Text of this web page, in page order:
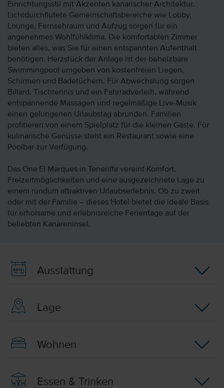
Einrichtungsstil mit Akzenten kanarischer Architektur.
Lichtdurchflutete Gemeinschaftsbereiche wie Lobby,
Lounge, Fernsehraum und Aufzug sorgen für ein
angenehmes Wohlfühlklima. Die komfortablen Zimmer
bieten alles, was Sie für einen entspannten Aufenthalt
benötigen. Herzstück der Anlage ist der beheizbare
Swimmingpool umgeben von kostenfreien Liegen,
Schirmen und Badetüchern. Für Abwechslung sorgen
Billard, Tischtennis und ein Fahrradverleih, während
entspannende Massagen und regelmäßige Live-Musik
einen gelungenen Urlaubstag abrunden. Familien
profitieren von einem Spielplatz für die kleinen Gäste. Für
kulinarische Genüsse steht ein Restaurant sowie eine
Poolbar zur Verfügung.
Das Ona El Marques in Teneriffa vereint Komfort,
Freizeitmöglichkeiten und eine ausgezeichnete Lage zu
einem rundum attraktiven Urlaubserlebnis. Ob zu zweit
oder mit der Familie – dieses Hotel bietet die ideale Basis
für erholsame und erlebnisreiche Ferientage auf der
beliebten Kanareninsel.
Ausstattung
Lage
Wohnen
Essen & Trinken